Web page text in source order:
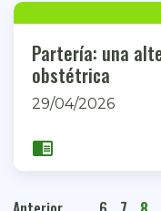
Partería: una
obstétrica
29/04/2026
chrome_reader_mode